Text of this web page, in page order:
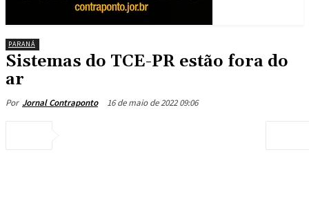
PARANÁ
Sistemas do TCE-PR estão fora do
ar
Por Jornal Contraponto 16 de maio de 2022 09:06